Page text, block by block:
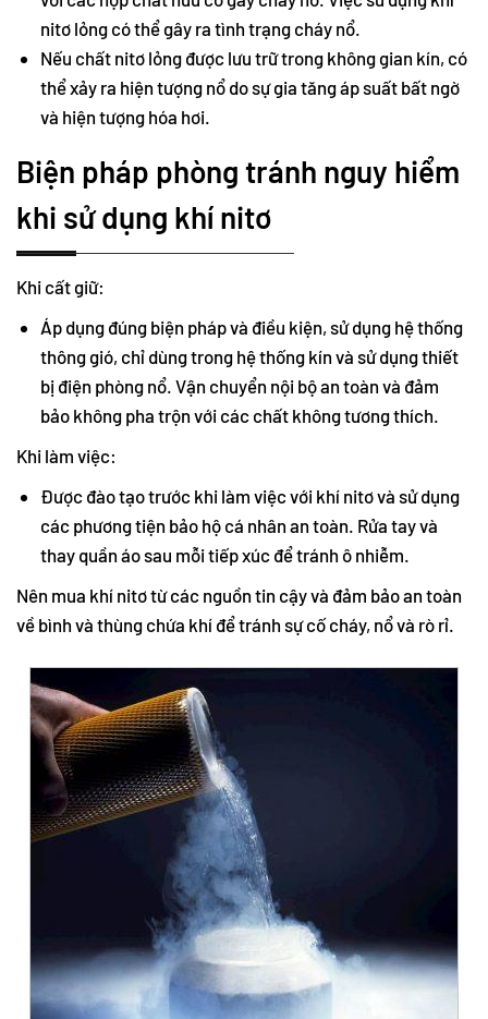
nitơ lỏng có thể gây ra tình trạng cháy nổ.
Nếu chất nitơ lỏng được lưu trữ trong không gian kín, có
thể xảy ra hiện tượng nổ do sự gia tăng áp suất bất ngờ
và hiện tượng hóa hơi.
Biện pháp phòng tránh nguy hiểm
khi sử dụng khí nitơ
Khi cất giữ:
Áp dụng đúng biện pháp và điều kiện, sử dụng hệ thống
thông gió, chỉ dùng trong hệ thống kín và sử dụng thiết
bị điện phòng nổ. Vận chuyển nội bộ an toàn và đảm
bảo không pha trộn với các chất không tương thích.
Khi làm việc:
Được đào tạo trước khi làm việc với khí nitơ và sử dụng
các phương tiện bảo hộ cá nhân an toàn. Rửa tay và
thay quần áo sau mỗi tiếp xúc để tránh ô nhiễm.
Nên mua khí nitơ từ các nguồn tin cậy và đảm bảo an toàn
về bình và thùng chứa khí để tránh sự cố cháy, nổ và rò rỉ.